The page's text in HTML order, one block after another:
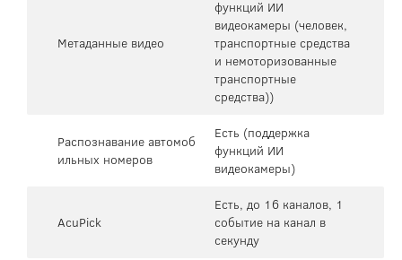
Метаданные видео
функций ИИ
видеокамеры (человек,
транспортные средства
и немоторизованные
транспортные
средства))
Распознавание автомоб
ильных номеров
Есть (поддержка
функций ИИ
видеокамеры)
AcuPick
Есть, до 16 каналов, 1
событие на канал в
секунду